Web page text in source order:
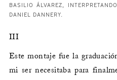
BASILIO ÁLVAREZ,
DANIEL DANNERY.
III
Este montaje fue la
mi ser necesitaba para